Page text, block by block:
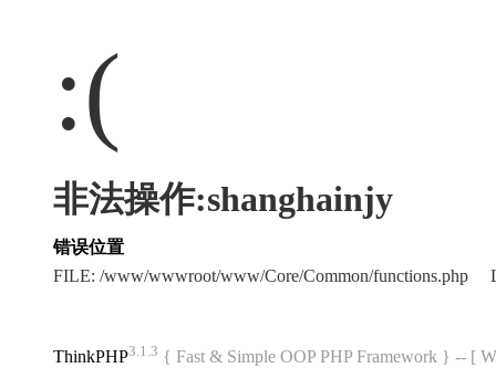
:(
非法操作:shanghainjy
错误位置
FILE: /www/wwwroot/www/Core/Common/functions.php
ThinkPHP3.1.3 { Fast & Simple OOP PHP Framework } -- [